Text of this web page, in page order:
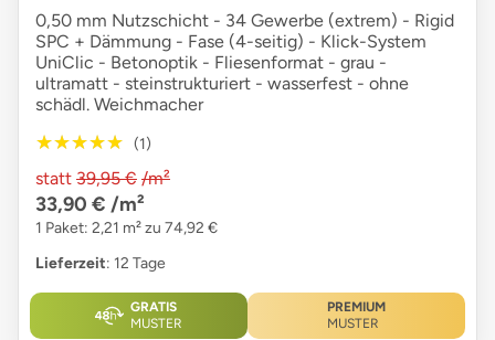
0,50 mm Nutzschicht - 34 Gewerbe (extrem) - Rigid
SPC + Dämmung - Fase (4-seitig) - Klick-System
UniClic - Betonoptik - Fliesenformat - grau -
ultramatt - steinstrukturiert - wasserfest - ohne
schädl. Weichmacher
★★★★★
★★★★★ (1)
statt 39,95 € /m²
33,90 € /m²
1 Paket: 2,21 m² zu 74,92 €
Lieferzeit: 12 Tage
GRATIS
MUSTER
PREMIUM
MUSTER